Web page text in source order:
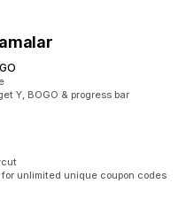
Y, BOGO & progress bar
unlimited unique coupon codes